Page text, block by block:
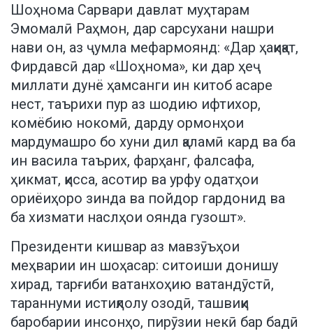
Шоҳнома Сарвари давлат муҳтарам
Эмомалӣ Раҳмон, дар сарсухани нашри
нави он, аз ҷумла мефармоянд: «Дар ҳақиқат,
Фирдавсӣ дар «Шоҳнома», ки дар ҳеҷ
миллати дунё ҳамсанги ин китоб асаре
нест, таърихи пур аз шодию ифтихор,
комёбию нокомӣ, дарду ормонҳои
мардумашро бо хуни дил қаламӣ кард ва ба
ин васила таърих, фарҳанг, фалсафа,
ҳикмат, қисса, асотир ва урфу одатҳои
ориёиҳоро зинда ва пойдор гардонид ва
ба хизмати наслҳои оянда гузошт».
Президенти кишвар аз мавзӯъҳои
меҳварии ин шоҳасар: ситоиши донишу
хирад, тарғиби ватанхоҳию ватандӯстӣ,
тараннуми истиқлолу озодӣ, ташвиқи
баробарии инсонҳо, пирӯзии некӣ бар бадӣ